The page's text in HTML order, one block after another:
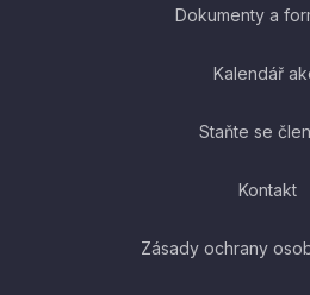
Dokumenty a
Kalendář
Staňte se
Kontakt
Zásady ochrany